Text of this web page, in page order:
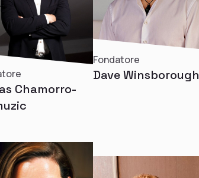
Chamorro-
Fondatore
Dave Winsborough